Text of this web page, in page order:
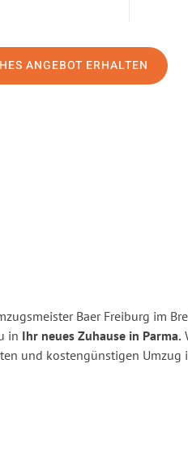
ANGEBOT ERHALTEN
Baer Freiburg im
in Ihr neues Zuhause in Parma.
und kostengünstigen Umzug